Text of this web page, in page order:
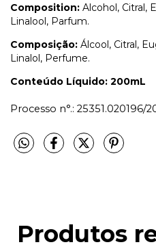
Composition: Alcohol, Citral,
Linalool, Parfum.
Composição: Álcool, Citral,
Linalol, Perfume.
Conteúdo Líquido: 200mL
Processo n°.: 25351.020196/
Produtos